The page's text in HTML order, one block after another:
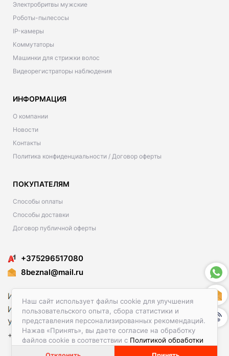
Наш сайт использует файлы cookie для улучшения
пользовательского опыта, сбора статистики и
представления персонализированных рекомендаций.
Нажав «Принять», вы даете согласие на обработку
файлов cookie в соответствии с Политикой обработки
Электробритвы мужские
Роботы-пылесосы
IP-камеры
Коммутаторы
Машинки для стрижки волос
Видеорегистраторы наблюдения
ИНФОРМАЦИЯ
О компании
Новости
Контакты
Политика конфиденциальности / Договор оферты
ПОКУПАТЕЛЯМ
Способы оплаты
Способы доставки
Договор публичной оферты
+375296517080
8beznal@mail.ru
+37529-651-70-80